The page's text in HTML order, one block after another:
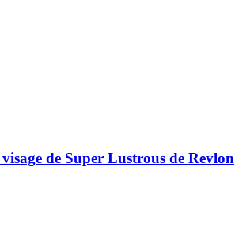
de Super Lustrous de Revlon